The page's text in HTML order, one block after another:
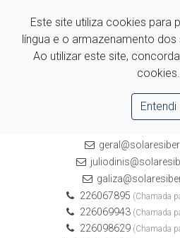
Este site utiliza cookies para
língua e o armazenamento
Ao utilizar este site,
cookies.
Entendi
226067895 (Chamada
226069943(Chamada
226098629(Chamada